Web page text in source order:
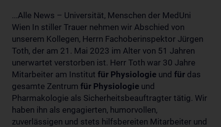
...Alle News – Universität, Menschen der MedUni
Wien In stiller Trauer nehmen wir Abschied von
unserem Kollegen, Herrn Fachoberinspektor Jürgen
Toth, der am 21. Mai 2023 im Alter von 51 Jahren
unerwartet verstorben ist. Herr Toth war 30 Jahre
Mitarbeiter am Institut für Physiologie und für das
gesamte Zentrum für Physiologie und
Pharmakologie als Sicherheitsbeauftragter tätig. Wir
haben ihn als engagierten, humorvollen,
zuverlässigen und stets hilfsbereiten Mitarbeiter und